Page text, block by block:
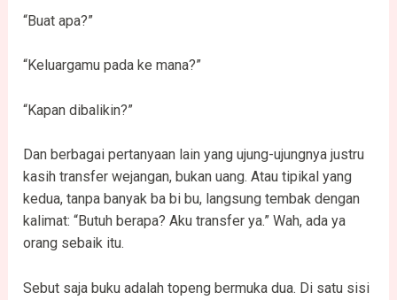
“Buat apa?”
“Keluargamu pada ke mana?”
“Kapan dibalikin?”
Dan berbagai pertanyaan lain yang ujung-ujungnya justru
kasih transfer wejangan, bukan uang. Atau tipikal yang
kedua, tanpa banyak ba bi bu, langsung tembak dengan
kalimat: “Butuh berapa? Aku transfer ya.” Wah, ada ya
orang sebaik itu.
Sebut saja buku adalah topeng bermuka dua. Di satu sisi